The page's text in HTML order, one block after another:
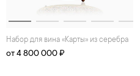
Набор для вина «Карты» из серебра
от 4 800 000 ₽